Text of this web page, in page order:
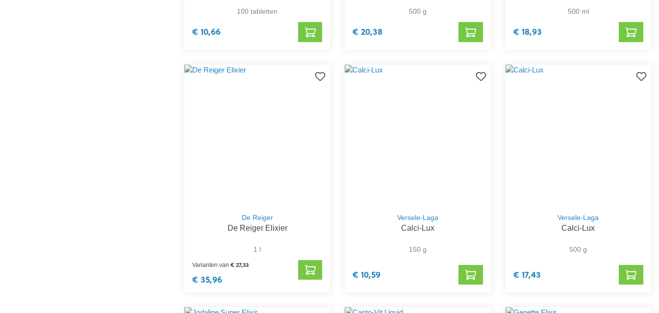
100 tabletten
€ 10,66
500 g
€ 20,38
500 ml
€ 18,93
De Reiger
De Reiger Elixier
1 l
Varianten van € 27,33
€ 35,96
Versele-Laga
Calci-Lux
150 g
€ 10,59
Versele-Laga
Calci-Lux
500 g
€ 17,43